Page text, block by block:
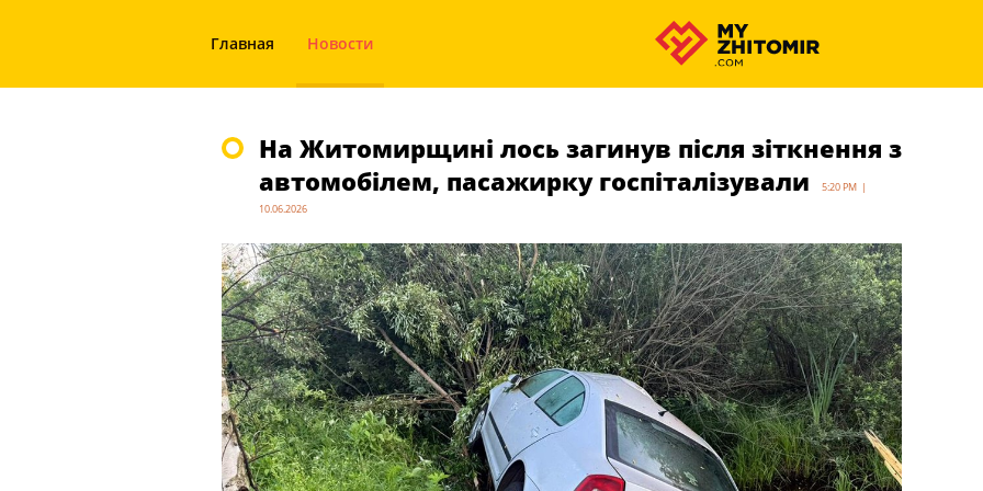
Главная Новости
На Житомирщині лось загинув після зіткнення з
автомобілем, пасажирку госпіталізували
5:20 PM |
10.06.2026